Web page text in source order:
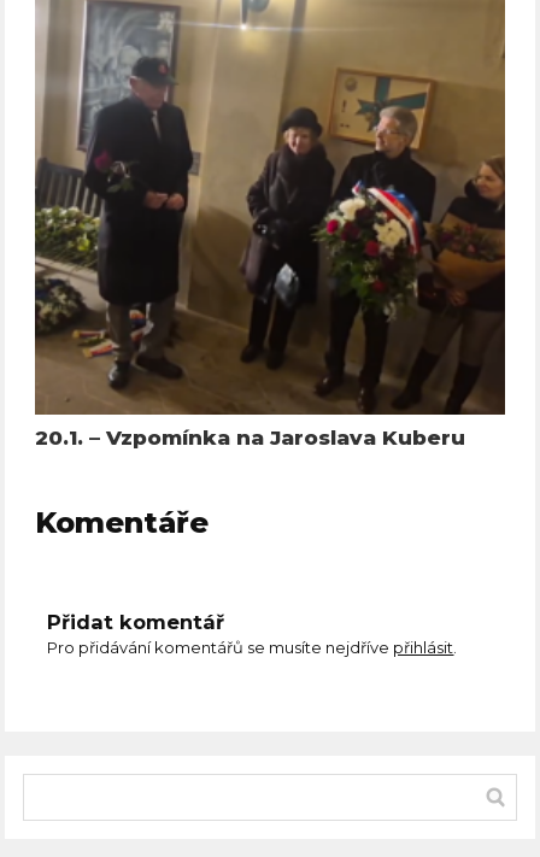
20.1. – Vzpomínka na Jaroslava Kuberu
Komentáře
Přidat komentář
Pro přidávání komentářů se musíte nejdříve přihlásit.